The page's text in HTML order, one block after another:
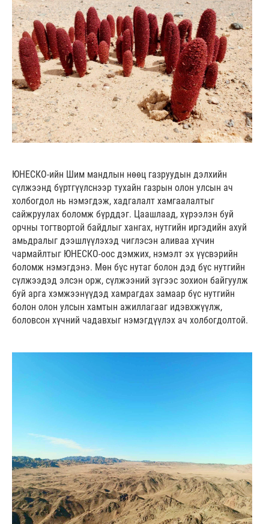
ЮНЕСКО-ийн Шим мандлын нөөц газруудын дэлхийн
сүлжээнд бүртгүүлснээр тухайн газрын олон улсын ач
холбогдол нь нэмэгдэж, хадгалалт хамгаалалтыг
сайжруулах боломж бүрддэг. Цаашлаад, хүрээлэн буй
орчны тогтвортой байдлыг хангах, нутгийн иргэдийн ахуй
амьдралыг дээшлүүлэхэд чиглэсэн аливаа хүчин
чармайлтыг ЮНЕСКО-оос дэмжих, нэмэлт эх үүсвэрийн
боломж нэмэгдэнэ. Мөн бүс нутаг болон дэд бүс нутгийн
сүлжээдэд элсэн орж, сүлжээний зүгээс зохион байгуулж
буй арга хэмжээнүүдэд хамрагдах замаар бүс нутгийн
болон олон улсын хамтын ажиллагааг идэвхжүүлж,
боловсон хүчний чадавхыг нэмэгдүүлэх ач холбогдолтой.